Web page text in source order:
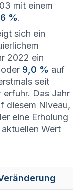
mit einem
%.
sich ein
2022 ein
oder 9,0 % auf
seit
erfuhr. Das Jahr
diesem Niveau,
eine Erholung
Wert